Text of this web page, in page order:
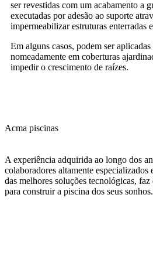
ser revestidas com um acabamento a
executadas por adesão ao suporte
impermeabilizar estruturas enterradas
Em alguns casos, podem ser
nomeadamente em coberturas
impedir o crescimento de raízes.
Acma piscinas
A experiência adquirida ao longo dos
colaboradores altamente especializados
das melhores soluções tecnológicas,
para construir a piscina dos seus sonhos.